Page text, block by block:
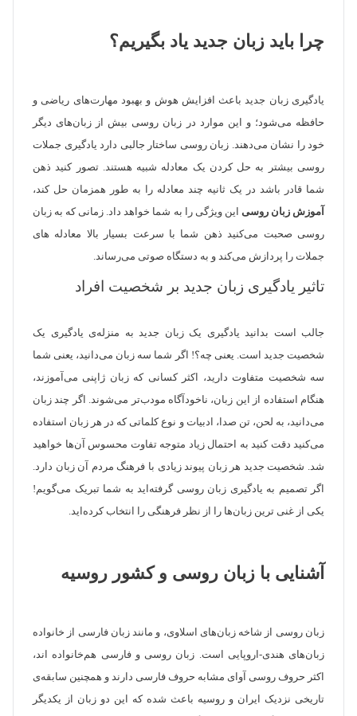
چرا باید زبان جدید یاد بگیریم؟
یادگیری زبان جدید باعث افزایش هوش و بهبود مهارت‌های ریاضی و
حافظه می‌شود؛ و این موارد در زبان روسی بیش ‌از زبان‌های دیگر
خود را نشان می‌دهند. زبان روسی ساختار جالبی دارد یادگیری جملات
روسی بیشتر به حل کردن یک معادله شبیه هستند. تصور کنید ذهن
شما قادر باشد در یک ثانیه چند معادله را به طور همزمان حل کند،
آموزش زبان روسی این ویژگی را به شما خواهد داد. زمانی که به زبان
روسی صحبت می‌کنید ذهن شما با سرعت بسیار بالا معادله ‌های
جملات را پردازش می‌کند و به دستگاه صوتی می‌رساند.
تاثیر یادگیری زبان جدید بر شخصیت افراد
جالب است بدانید یاد‌گیری یک زبان جدید به منزله‌ی یادگیری یک
شخصیت جدید است. یعنی چه؟! اگر شما سه زبان می‌دانید، یعنی شما
سه شخصیت متفاوت دارید، اکثر کسانی که زبان ژاپنی می‌آموزند،
هنگام استفاده از این زبان، ناخودآگاه مودب‌تر می‌شوند. اگر چند زبان
می‌دانید، به لحن، تن صدا، ادبیات و نوع کلماتی که در هر زبان استفاده
می‌کنید دقت کنید به احتمال زیاد متوجه تفاوت محسوس آن‌ها خواهید
شد. شخصیت جدید هر زبان پیوند زیادی با فرهنگ مردم آن زبان دارد.
اگر تصمیم به یادگیری زبان روسی گرفته‌اید به شما تبریک می‌گویم!
یکی از غنی ترین زبان‌‌ها را از نظر فرهنگی را انتخاب کرده‌اید. ‌
آشنایی با زبان روسی و کشور روسیه
زبان روسی از شاخه زبان‌های اسلاوی، و مانند زبان فارسی از خانواده
زبان‌های هندی-اروپایی است. زبان روسی و فارسی هم‌خانواده اند،
اکثر حروف روسی آوای مشابه حروف فارسی دارند و همچنین سابقه‌ی
تاریخی نزدیک ایران و روسیه باعث شده که این دو زبان از یکدیگر